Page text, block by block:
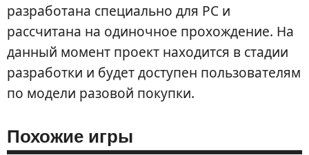
разработана специально для PC и
рассчитана на одиночное прохождение. На
данный момент проект находится в стадии
разработки и будет доступен пользователям
по модели разовой покупки.
Похожие игры